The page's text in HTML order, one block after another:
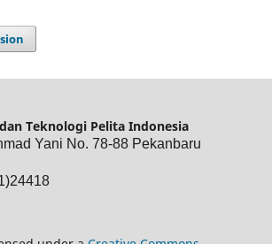
Teknologi Pelita Indonesia
Yani No. 78-88 Pekanbaru